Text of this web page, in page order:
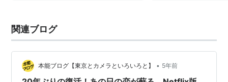
関連ブログ
本能ブログ【東京とカメラといろいろと】 • 5年前